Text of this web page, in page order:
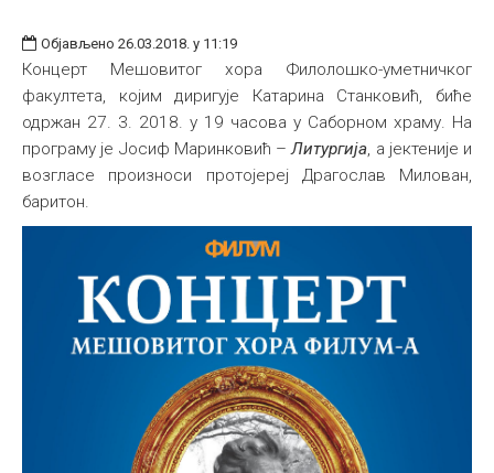
Објављено 26.03.2018. у 11:19
Концерт Мешовитог хора Филолошко-уметничког
факултета, којим диригује Катарина Станковић, биће
одржан 27. 3. 2018. у 19 часова у Саборном храму. На
програму је Јосиф Маринковић –Литургија, a јектеније и
возгласе произноси протојереј Драгослав Милован,
баритон.